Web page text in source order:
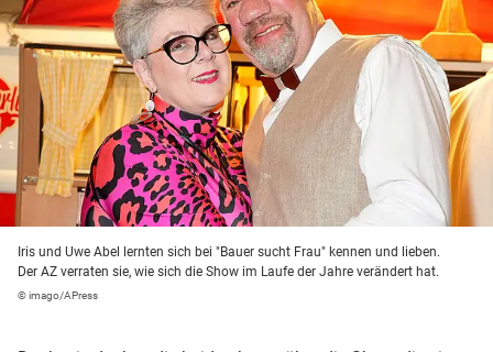
Iris und Uwe Abel lernten sich bei "Bauer sucht Frau" kennen und lieben.
Der AZ verraten sie, wie sich die Show im Laufe der Jahre verändert hat.
© imago/APress